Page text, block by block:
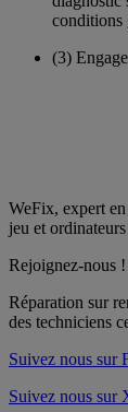
conditions
(3)
WeFix, expert
jeu et
Rejoignez-nous !
Réparation sur
des techniciens
Suivez nous sur
Suivez nous sur